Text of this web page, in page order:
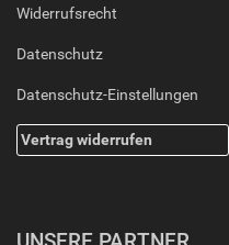
Widerrufsrecht
Datenschutz
Datenschutz-Einstellungen
Vertrag widerrufen